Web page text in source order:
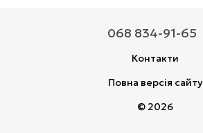
068 834-91-65
Контакти
Повна версія сайту
© 2026